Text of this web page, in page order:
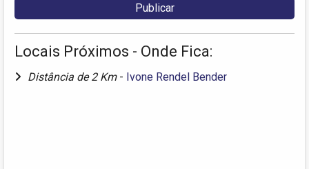
Locais Próximos - Onde Fica:
Distância de 2 Km - Ivone Rendel Bender